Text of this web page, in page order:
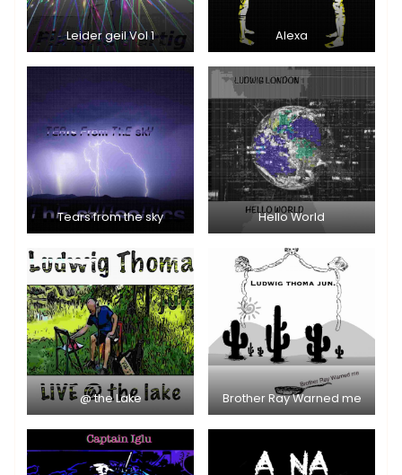
Leider geil Vol 1 Alexa
Tears from the sky Hello World
@ the Lake Brother Ray Warned me